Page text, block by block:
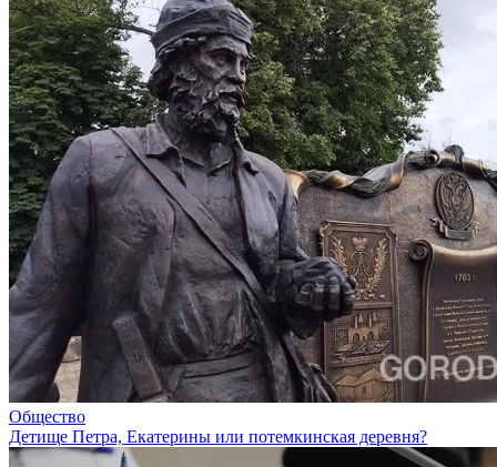
Общество
Детище Петра, Екатерины или потемкинская деревня?